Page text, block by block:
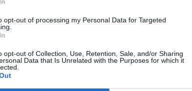
opt-out of processing my Personal Data for Targeted
opt-out of Collection, Use, Retention, Sale, and/or Sharing
Data that Is Unrelated with the Purposes for which it
αίματος στη μύτη του και έτσι εκείνος
αθώο σημάδι.
ΔΙΑΦΗΜΙΣΗ